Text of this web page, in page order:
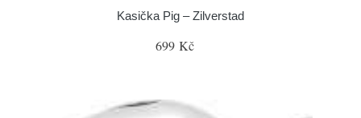
Kasička Pig – Zilverstad
699 Kč